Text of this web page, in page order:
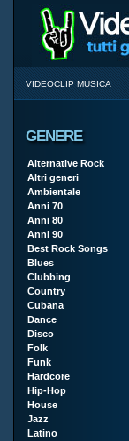
VIDEOCLIP MUSICA
GENERE
Alternative Rock
Altri generi
Ambientale
Anni 70
Anni 80
Anni 90
Best Rock Songs
Blues
Clubbing
Country
Cubana
Dance
Disco
Folk
Funk
Hardcore
Hip-Hop
House
Jazz
Latino